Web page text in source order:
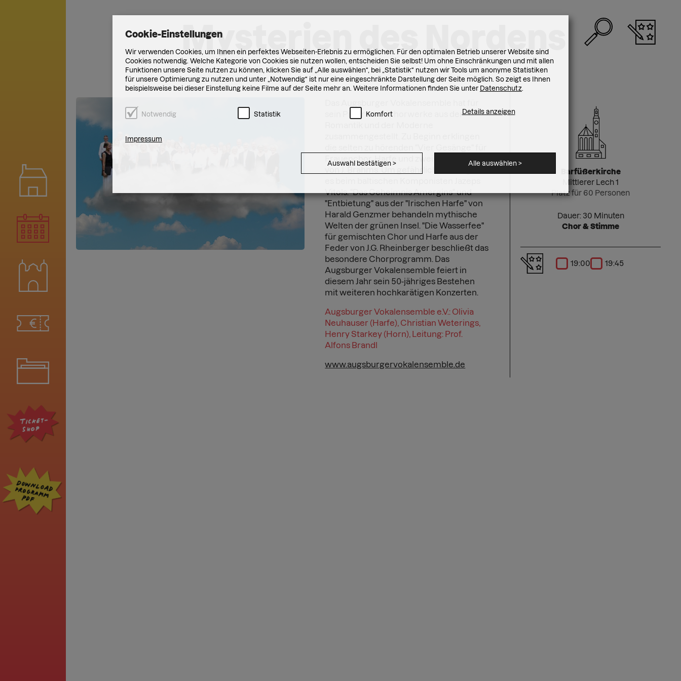
Mysterien des Nordens
sein Programm Chorwerke aus der
Frauenchor, Harfe und zwei Hörner op. 17
von J. Brahms. Um gefährliche Elfen geht
Vitols. "Das Geheimnis Amergins" und
"Entbietung" aus der "Irischen Harfe" von
Harald Genzmer behandeln mythische
Welten der grünen Insel. "Die Wasserfee"
für gemischten Chor und Harfe aus der
Feder von J.G. Rheinberger beschließt das
besondere Chorprogramm. Das
Augsburger Vokalensemble feiert in
diesem Jahr sein 50-jähriges Bestehen
mit weiteren hochkarätigen Konzerten.
Augsburger Vokalensemble e.V.: Olivia
Neuhauser (Harfe), Christian Weterings,
Henry Starkey (Horn), Leitung: Prof.
Alfons Brandl
www.augsburgervokalensemble.de
Barfüßerkirche
Mittlerer Lech 1
Platz für 60 Personen
Dauer: 30 Minuten
Chor & Stimme
19:00 19:45
Cookie-Einstellungen
Wir verwenden Cookies, um Ihnen ein perfektes Webseiten-Erlebnis zu ermöglichen. Für den optimalen Betrieb unserer Website sind
Cookies notwendig. Welche Kategorie von Cookies sie nutzen wollen, entscheiden Sie selbst! Um ohne Einschränkungen und mit allen
Funktionen unsere Seite nutzen zu können, klicken Sie auf „Alle auswählen“, bei „Statistik“ nutzen wir Tools um anonyme Statistiken
für unsere Optimierung zu nutzen und unter „Notwendig“ ist nur eine eingeschränkte Darstellung der Seite möglich. So zeigt es Ihnen
beispielsweise bei dieser Einstellung keine Filme auf der Seite mehr an. Weitere Informationen finden Sie unter Datenschutz.
Notwendig Statistik Komfort Details anzeigen
Impressum
Auswahl bestätigen > Alle auswählen >